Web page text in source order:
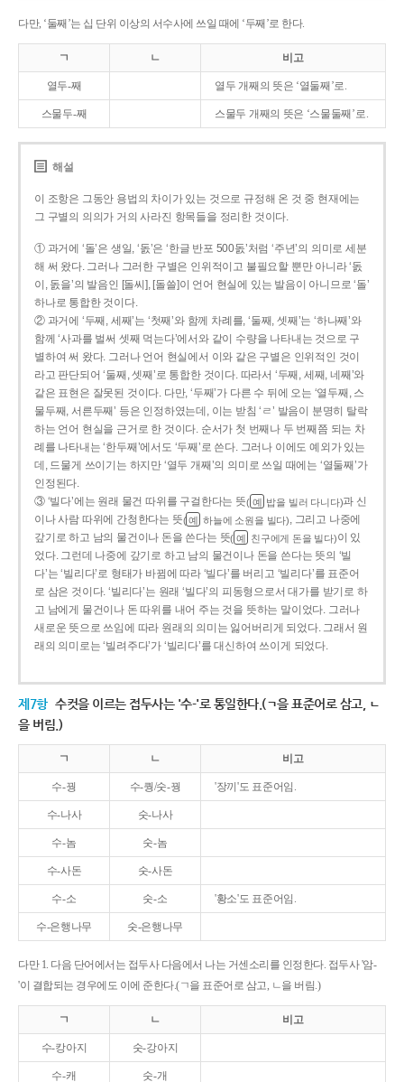
다만, ‘둘째’는 십 단위 이상의 서수사에 쓰일 때에 ‘두째’로 한다.
ㄱ ㄴ 비고
열두-째 열두 개째의 뜻은 ‘열둘째’로.
스물두-째 스물두 개째의 뜻은 ‘스물둘째’로.
해설
이 조항은 그동안 용법의 차이가 있는 것으로 규정해 온 것 중 현재에는
그 구별의 의의가 거의 사라진 항목들을 정리한 것이다.
① 과거에 ‘돌’은 생일, ‘돐’은 ‘한글 반포 500돐’처럼 ‘주년’의 의미로 세분
해 써 왔다. 그러나 그러한 구별은 인위적이고 불필요할 뿐만 아니라 ‘돐
이, 돐을’의 발음인 [돌씨], [돌쓸]이 언어 현실에 있는 발음이 아니므로 ‘돌’
하나로 통합한 것이다.
② 과거에 ‘두째, 세째’는 ‘첫째’와 함께 차례를, ‘둘째, 셋째’는 ‘하나째’와
함께 ‘사과를 벌써 셋째 먹는다’에서와 같이 수량을 나타내는 것으로 구
별하여 써 왔다. 그러나 언어 현실에서 이와 같은 구별은 인위적인 것이
라고 판단되어 ‘둘째, 셋째’로 통합한 것이다. 따라서 ‘두째, 세째, 네째’와
같은 표현은 잘못된 것이다. 다만, ‘두째’가 다른 수 뒤에 오는 ‘열두째, 스
물두째, 서른두째’ 등은 인정하였는데, 이는 받침 ‘ㄹ’ 발음이 분명히 탈락
하는 언어 현실을 근거로 한 것이다. 순서가 첫 번째나 두 번째쯤 되는 차
례를 나타내는 ‘한두째’에서도 ‘두째’로 쓴다. 그러나 이에도 예외가 있는
데, 드물게 쓰이기는 하지만 ‘열두 개째’의 의미로 쓰일 때에는 ‘열둘째’가
인정된다.
③ ‘빌다’에는 원래 물건 따위를 구걸한다는 뜻( 예 밥을 빌러 다니다)과 신
이나 사람 따위에 간청한다는 뜻( 예 하늘에 소원을 빌다), 그리고 나중에
갚기로 하고 남의 물건이나 돈을 쓴다는 뜻( 예 친구에게 돈을 빌다)이 있
었다. 그런데 나중에 갚기로 하고 남의 물건이나 돈을 쓴다는 뜻의 ‘빌
다’는 ‘빌리다’로 형태가 바뀜에 따라 ‘빌다’를 버리고 ‘빌리다’를 표준어
로 삼은 것이다. ‘빌리다’는 원래 ‘빌다’의 피동형으로서 대가를 받기로 하
고 남에게 물건이나 돈 따위를 내어 주는 것을 뜻하는 말이었다. 그러나
새로운 뜻으로 쓰임에 따라 원래의 의미는 잃어버리게 되었다. 그래서 원
래의 의미로는 ‘빌려주다’가 ‘빌리다’를 대신하여 쓰이게 되었다.
제7항 수컷을 이르는 접두사는 '수-'로 통일한다.(ㄱ을 표준어로 삼고, ㄴ
을 버림.)
ㄱ ㄴ 비고
수-꿩 수-퀑/숫-꿩 '장끼'도 표준어임.
수-나사 숫-나사
수-놈 숫-놈
수-사돈 숫-사돈
수-소 숫-소 '황소'도 표준어임.
수-은행나무 숫-은행나무
다만 1. 다음 단어에서는 접두사 다음에서 나는 거센소리를 인정한다. 접두사 '암-
'이 결합되는 경우에도 이에 준한다.(ㄱ을 표준어로 삼고, ㄴ을 버림.)
ㄱ ㄴ 비고
수-캉아지 숫-강아지
수-캐 숫-개